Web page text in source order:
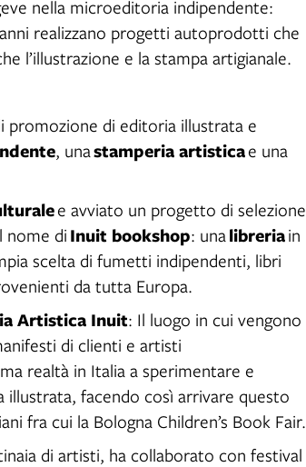
nella microeditoria indipendente:
realizzano progetti autoprodotti che
l’illustrazione e la stampa artigianale.
promozione di editoria illustrata e
, unastamperia artisticae una
e avviato un progetto di selezione
nome diInuit bookshop: una libreriain
scelta di fumetti indipendenti, libri
da tutta Europa.
Artistica Inuit: Il luogo in cui vengono
di clienti e artisti
realtà in Italia a sperimentare e
illustrata, facendo così arrivare questo
fra cui la Bologna Children’s Book Fair.
di artisti, ha collaborato con festival